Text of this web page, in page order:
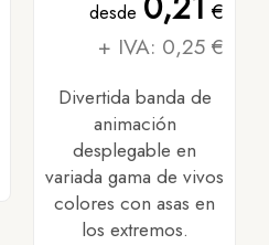
desde
€
+ IVA: 0,25 €
Divertida banda de
animación
desplegable en
variada gama de vivos
colores con asas en
los extremos.